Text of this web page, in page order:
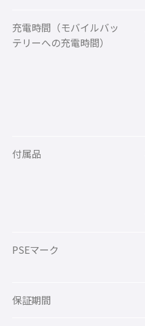
充電時間（モバイルバッ
テリーへの充電時間）
付属品
PSEマーク
保証期間